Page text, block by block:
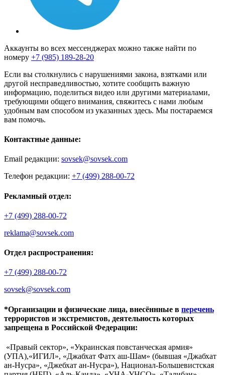
Аккаунты во всех мессенджерах можно также найти по
номеру +7 (985) 189-28-20
Если вы столкнулись с нарушениями закона, взятками или
другой несправедливостью, хотите сообщить важную
информацию, поделиться видео или другими материалами,
требующими общего внимания, свяжитесь с нами любым
удобным вам способом из указанных здесь. Мы постараемся
вам помочь.
Контактные данные:
Email редакции: sovsek@sovsek.com
Телефон редакции: +7 (499) 288-00-72
Рекламный отдел:
+7 (499) 288-00-72
reklama@sovsek.com
Отдел распространения:
+7 (499) 288-00-72
sovsek@sovsek.com
*Организации и физические лица, внесённные в перечень
террористов и экстремистов, деятельность которых
запрещена в Российской Федерации:
«Правый сектор», «Украинская повстанческая армия»
(УПА),«ИГИЛ», «Джабхат Фатх аш-Шам» (бывшая «Джабхат
ан-Нусра», «Джебхат ан-Нусра»), Национал-Большевистская